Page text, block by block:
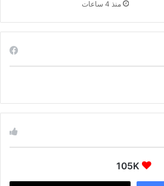
منذ 4 ساعات
105K